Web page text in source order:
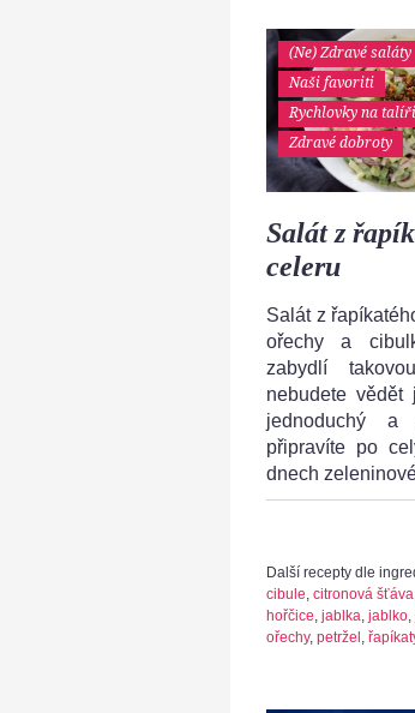
(Ne) Zdravé saláty
Naši favoriti
Rychlovky na talíři
Zdravé dobroty
Salát z
celeru
Salát z
ořechy a
zabydlí
nebudete vědět
jednoduchý
připravíte po
dnech
Další recepty dle
cibule citronová šťáva
hořčice jablka jablko
ořechy, petržel